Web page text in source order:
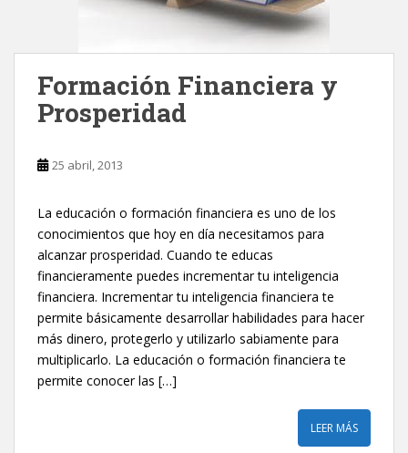
Formación Financiera y
Prosperidad
25 abril, 2013
La educación o formación financiera es uno de los
conocimientos que hoy en día necesitamos para
alcanzar prosperidad. Cuando te educas
financieramente puedes incrementar tu inteligencia
financiera. Incrementar tu inteligencia financiera te
permite básicamente desarrollar habilidades para hacer
más dinero, protegerlo y utilizarlo sabiamente para
multiplicarlo. La educación o formación financiera te
permite conocer las […]
LEER MÁS